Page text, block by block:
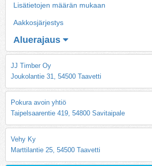
Lisätietojen määrän mukaan
Aakkosjärjestys
Aluerajaus
JJ Timber Oy
Joukolantie 31, 54500 Taavetti
Pokura avoin yhtiö
Taipelsaarentie 419, 54800 Savitaipale
Vehy Ky
Marttilantie 25, 54500 Taavetti